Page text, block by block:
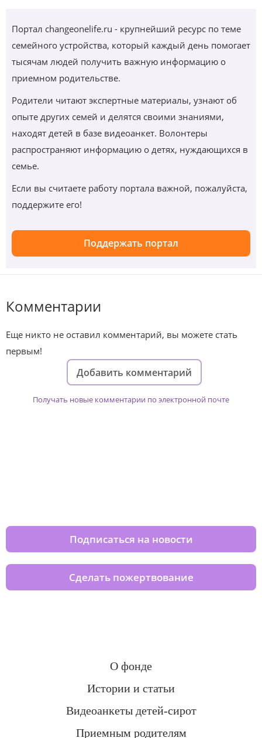
Портал changeonelife.ru - крупнейший ресурс по теме
семейного устройства, который каждый день помогает
тысячам людей получить важную информацию о
приемном родительстве.
Родители читают экспертные материалы, узнают об
опыте других семей и делятся своими знаниями,
находят детей в базе видеоанкет. Волонтеры
распространяют информацию о детях, нуждающихся в
семье.
Если вы считаете работу портала важной, пожалуйста,
поддержите его!
Поддержать портал
Комментарии
Еще никто не оставил комментарий, вы можете стать
первым!
Добавить комментарий
Получать новые комментарии по электронной почте
Подписаться на новости
Сделать пожертвование
О фонде
Истории и статьи
Видеоанкеты детей-сирот
Приемным родителям